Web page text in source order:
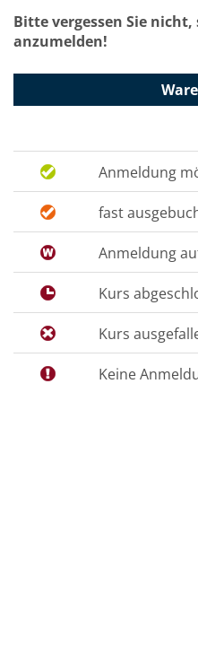
Bitte vergessen Sie
anzumelden!
Anmeldung
fast
Anmeldung
Kurs
Kurs
Keine